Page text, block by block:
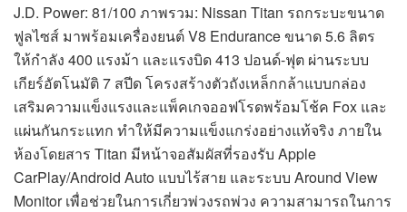
J.D. Power: 81/100 ภาพรวม: Nissan Titan รถกระบะขนาด
ฟูลไซส์ มาพร้อมเครื่องยนต์ V8 Endurance ขนาด 5.6 ลิตร
ให้กำลัง 400 แรงม้า และแรงบิด 413 ปอนด์-ฟุต ผ่านระบบ
เกียร์อัตโนมัติ 7 สปีด โครงสร้างตัวถังเหล็กกล้าแบบกล่อง
เสริมความแข็งแรงและแพ็คเกจออฟโรดพร้อมโช้ค Fox และ
แผ่นกันกระแทก ทำให้มีความแข็งแกร่งอย่างแท้จริง ภายใน
ห้องโดยสาร Titan มีหน้าจอสัมผัสที่รองรับ Apple
CarPlay/Android Auto แบบไร้สาย และระบบ Around View
Monitor เพื่อช่วยในการเกี่ยวพ่วงรถพ่วง ความสามารถในการ